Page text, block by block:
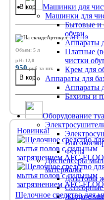
Машинки для
Машинки для
Бытовые и
обуви
Аппараты
Платные
чистки
Крем для
Аппараты для
Аппараты
Бахилы и
Оборудование
Фены
Диспенсеры
материалы
Дозаторы
Жидкое
Артикул:AFC-19
Объем: 5 л
pH: 12,0
950руб за шт.
Новинка!
Щелочное средство для